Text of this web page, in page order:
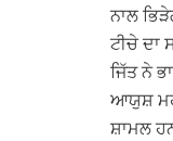
ਨਾਲ
ਟੀਚੇ ਦਾ
ਜਿੱਤ ਨੇ
ਆਯੁਸ਼
ਸ਼ਾਮਲ